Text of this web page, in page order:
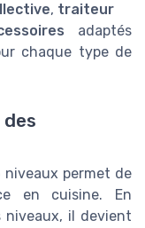
, traiteur
adaptés
chaque type de
des
niveaux permet de
en cuisine. En
niveaux, il devient